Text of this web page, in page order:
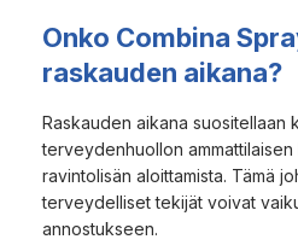
Onko Combina
raskauden aikana?
Raskauden aikana suositellaan
terveydenhuollon
ravintolisän aloittamista. Tämä
terveydelliset tekijät voivat
annostukseen.